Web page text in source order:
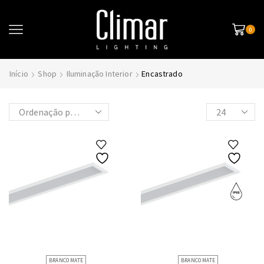
0
Início Shop Iluminação Interior Encastrado
Products
per
BRANCO MATE BRANCO MATE